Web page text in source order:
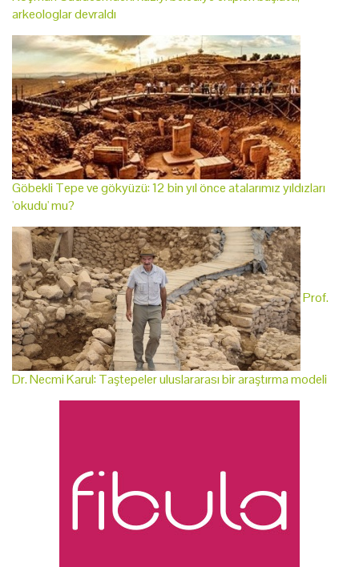
arkeologlar devraldı
Göbekli Tepe ve gökyüzü: 12 bin yıl önce atalarımız yıldızları
'okudu' mu?
Prof.
Dr. Necmi Karul: Taştepeler uluslararası bir araştırma modeli